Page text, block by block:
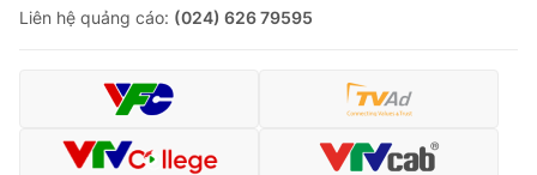
Liên hệ quảng cáo: (024) 626 79595